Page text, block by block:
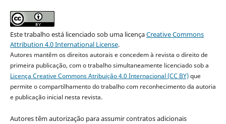
Este trabalho está licenciado sob uma licençaCreative Commons
Attribution 4.0 International License.
Autores mantêm os direitos autorais e concedem à revista o direito de
primeira publicação, com o trabalho simultaneamente licenciado sob a
Licença Creative Commons Atribuição 4.0 Internacional (CC BY)que
permite o compartilhamento do trabalho com reconhecimento da autoria
e publicação inicial nesta revista.
Autores têm autorização para assumir contratos adicionais